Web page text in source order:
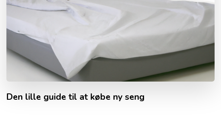
Den lille guide til at købe ny seng